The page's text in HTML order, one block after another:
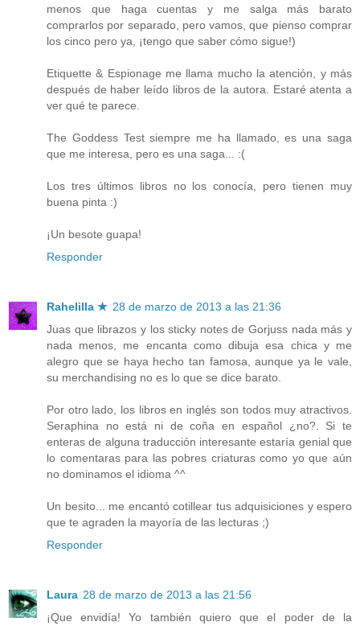
menos que haga cuentas y me salga más barato
comprarlos por separado, pero vamos, que pienso comprar
los cinco pero ya, ¡tengo que saber cómo sigue!)
Etiquette & Espionage me llama mucho la atención, y más
después de haber leído libros de la autora. Estaré atenta a
ver qué te parece.
The Goddess Test siempre me ha llamado, es una saga
que me interesa, pero es una saga... :(
Los tres últimos libros no los conocía, pero tienen muy
buena pinta :)
¡Un besote guapa!
Responder
Rahelilla ★ 28 de marzo de 2013 a las 21:36
Juas que librazos y los sticky notes de Gorjuss nada más y
nada menos, me encanta como dibuja esa chica y me
alegro que se haya hecho tan famosa, aunque ya le vale,
su merchandising no es lo que se dice barato.
Por otro lado, los libros en inglés son todos muy atractivos.
Seraphina no está ni de coña en español ¿no?. Si te
enteras de alguna traducción interesante estaría genial que
lo comentaras para las pobres criaturas como yo que aún
no dominamos el idioma ^^
Un besito... me encantó cotillear tus adquisiciones y espero
que te agraden la mayoría de las lecturas ;)
Responder
Laura 28 de marzo de 2013 a las 21:56
¡Que envidía! Yo también quiero que el poder de la